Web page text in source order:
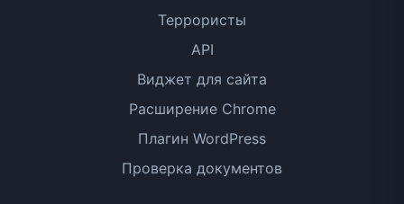
Террористы
API
Виджет для сайта
Расширение Chrome
Плагин WordPress
Проверка документов